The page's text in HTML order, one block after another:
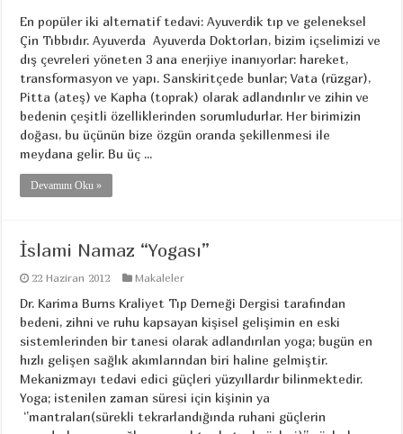
En popüler iki alternatif tedavi: Ayuverdik tıp ve geleneksel
Çin Tıbbıdır. Ayuverda Ayuverda Doktorları, bizim içselimizi ve
dış çevreleri yöneten 3 ana enerjiye inanıyorlar: hareket,
transformasyon ve yapı. Sanskiritçede bunlar; Vata (rüzgar),
Pitta (ateş) ve Kapha (toprak) olarak adlandırılır ve zihin ve
bedenin çeşitli özelliklerinden sorumludurlar. Her birimizin
doğası, bu üçünün bize özgün oranda şekillenmesi ile
meydana gelir. Bu üç ...
Devamını Oku »
İslami Namaz “Yogası”
22 Haziran 2012 Makaleler
Dr. Karima Burns Kraliyet Tıp Derneği Dergisi tarafından
bedeni, zihni ve ruhu kapsayan kişisel gelişimin en eski
sistemlerinden bir tanesi olarak adlandırılan yoga; bugün en
hızlı gelişen sağlık akımlarından biri haline gelmiştir.
Mekanizmayı tedavi edici güçleri yüzyıllardır bilinmektedir.
Yoga; istenilen zaman süresi için kişinin ya
‘’mantraları(sürekli tekrarlandığında ruhani güçlerin